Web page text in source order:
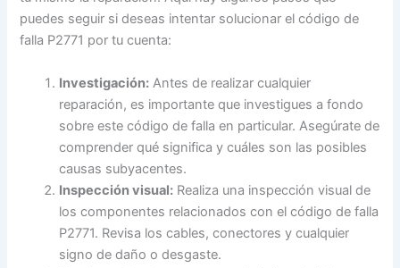
puedes seguir si deseas intentar solucionar el código de
falla P2771 por tu cuenta:
Investigación: Antes de realizar cualquier
reparación, es importante que investigues a fondo
sobre este código de falla en particular. Asegúrate de
comprender qué significa y cuáles son las posibles
causas subyacentes.
Inspección visual: Realiza una inspección visual de
los componentes relacionados con el código de falla
P2771. Revisa los cables, conectores y cualquier
signo de daño o desgaste.